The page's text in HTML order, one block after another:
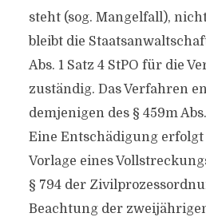
steht (sog. Mangelfall),
bleibt die
Abs. 1 Satz 4 StPO für die
zuständig. Das Verfahren
demjenigen des § 459m Abs.
Eine Entschädigung
Vorlage eines
§ 794 der
Beachtung der